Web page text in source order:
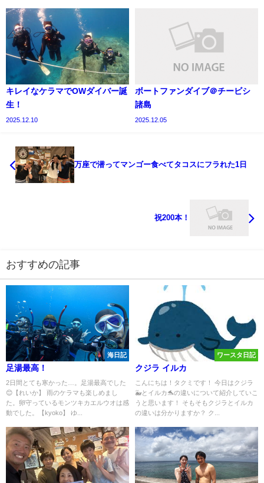
キレイなケラマでOWダイバー誕
生！
2025.12.10
ボートファンダイブ＠チービシ
諸島
2025.12.05
万座で潜ってマンゴー食べてタコスにフラれた1日
祝200本！
おすすめの記事
海日記
足湯最高！
2日間とても寒かった…。足湯最高でした
😊【れいか】 雨のケラマも楽しめまし
た。卵守っているモンツキカエルウオは感
動でした。【kyoko】 ゆ...
ワースタ日記
クジラ イルカ
こんにちは！タクミです！ 今日はクジラ
🐳とイルカ🐬の違いについて紹介していこ
うと思います！ そもそもクジラとイルカ
の違いは分かりますか？ ク...